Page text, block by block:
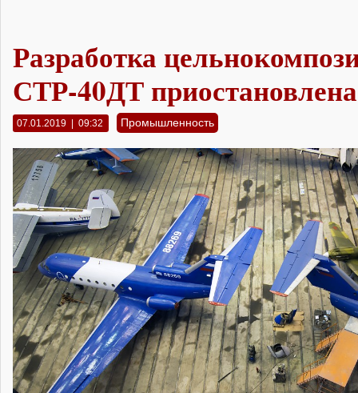
Разработка
СТР-40ДТ приостановлена
07.01.2019 | 09:32 Промышленность